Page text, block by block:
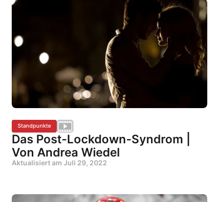
Standpunkte
Das Post-Lockdown-Syndrom |
Von Andrea Wiedel
Aktualisiert am Juli 29, 2022